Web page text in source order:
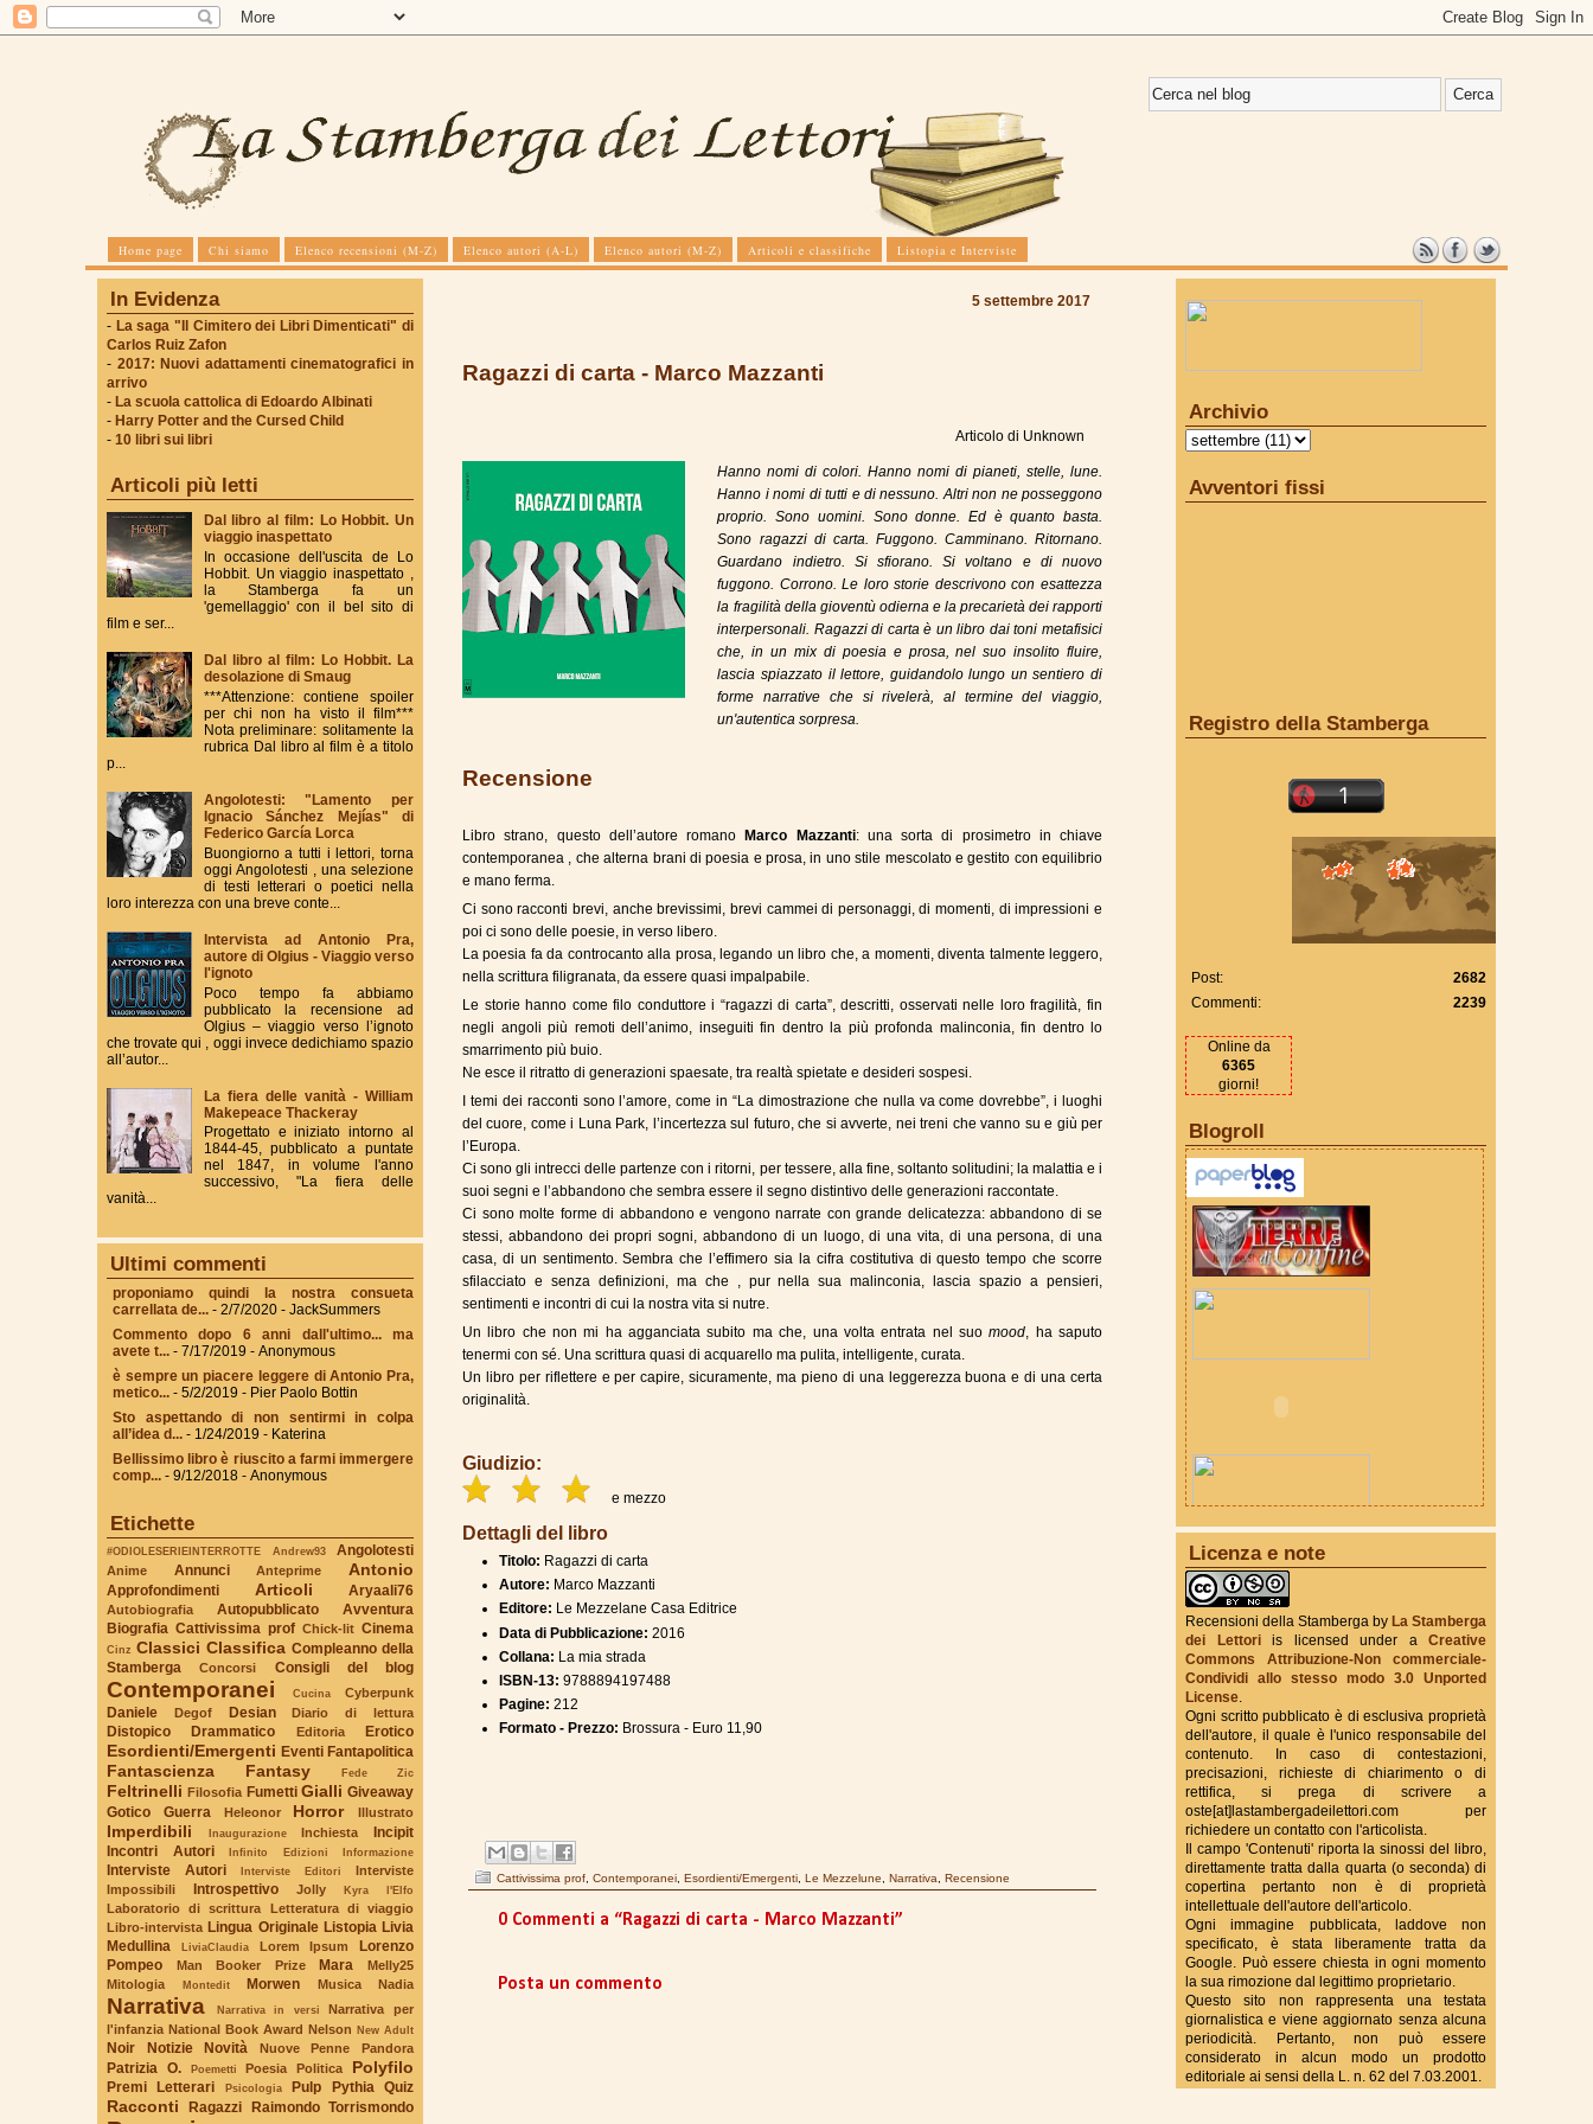
Home page Chi siamo Elenco recensioni (M-Z) Elenco autori (A-L) Elenco autori (M-Z) Articoli e classifiche Listopia e Interviste
In Evidenza
- La saga "Il Cimitero dei Libri Dimenticati" di
Carlos Ruiz Zafon
- 2017: Nuovi adattamenti cinematografici in
arrivo
- La scuola cattolica di Edoardo Albinati
- Harry Potter and the Cursed Child
- 10 libri sui libri
Articoli più letti
Dal libro al film: Lo Hobbit. Un
viaggio inaspettato
In occasione dell'uscita de Lo
Hobbit. Un viaggio inaspettato ,
la Stamberga fa un
'gemellaggio' con il bel sito di
film e ser...
Dal libro al film: Lo Hobbit. La
desolazione di Smaug
***Attenzione: contiene spoiler
per chi non ha visto il film***
Nota preliminare: solitamente la
rubrica Dal libro al film è a titolo
p...
Angolotesti: "Lamento per
Ignacio Sánchez Mejías" di
Federico García Lorca
Buongiorno a tutti i lettori, torna
oggi Angolotesti , una selezione
di testi letterari o poetici nella
loro interezza con una breve conte...
Intervista ad Antonio Pra,
autore di Olgius - Viaggio verso
l'ignoto
Poco tempo fa abbiamo
pubblicato la recensione ad
Olgius – viaggio verso l’ignoto
che trovate qui , oggi invece dedichiamo spazio
all’autor...
La fiera delle vanità - William
Makepeace Thackeray
Progettato e iniziato intorno al
1844-45, pubblicato a puntate
nel 1847, in volume l'anno
successivo, "La fiera delle
vanità...
Ultimi commenti
proponiamo quindi la nostra consueta
carrellata de... - 2/7/2020 - JackSummers
Commento dopo 6 anni dall'ultimo... ma
avete t... - 7/17/2019 - Anonymous
è sempre un piacere leggere di Antonio Pra,
metico... - 5/2/2019 - Pier Paolo Bottin
Sto aspettando di non sentirmi in colpa
all’idea d... - 1/24/2019 - Katerina
Bellissimo libro è riuscito a farmi immergere
comp... - 9/12/2018 - Anonymous
Etichette
#ODIOLESERIEINTERROTTE Andrew93 Angolotesti
Anime Annunci Anteprime Antonio
Approfondimenti Articoli Aryaali76
Autobiografia Autopubblicato
Avventura
Biografia Cattivissima prof Chick-lit Cinema
Cinz Classici Classifica Compleanno della
Stamberga
Concorsi Consigli del blog
Contemporanei Cucina Cyberpunk
Daniele Degof Desian Diario di lettura
Distopico Drammatico Editoria Erotico
Esordienti/Emergenti Eventi Fantapolitica
Fantascienza Fantasy Fede Zic
Feltrinelli Filosofia Fumetti Gialli Giveaway
Gotico
Guerra Heleonor Horror Illustrato
Imperdibili Inaugurazione Inchiesta
Incipit
Incontri Autori
Infinito Edizioni Informazione
Interviste Autori Interviste Editori
Interviste
Impossibili
Introspettivo Jolly Kyra l'Elfo
Laboratorio di scrittura
Letteratura di viaggio
Libro-intervista Lingua Originale Listopia Livia
Medullina
LiviaClaudia Lorem Ipsum
Lorenzo
Pompeo
Man Booker Prize Mara
Melly25
Mitologia
Montedit Morwen Musica Nadia
Narrativa Narrativa in versi
Narrativa per
l'infanzia National Book Award Nelson New Adult
Noir Notizie Novità Nuove Penne Pandora
Patrizia O. Poemetti Poesia Politica Polyfilo
Premi Letterari Psicologia Pulp Pythia Quiz
Racconti Ragazzi Raimondo Torrismondo
5 settembre 2017
Ragazzi di carta - Marco Mazzanti
Articolo di Unknown
Hanno nomi di colori. Hanno nomi di pianeti, stelle, lune.
Hanno i nomi di tutti e di nessuno. Altri non ne posseggono
proprio. Sono uomini. Sono donne. Ed è quanto basta.
Sono ragazzi di carta. Fuggono. Camminano. Ritornano.
Guardano indietro. Si sfiorano. Si voltano e di nuovo
fuggono. Corrono. Le loro storie descrivono con esattezza
la fragilità della gioventù odierna e la precarietà dei rapporti
interpersonali. Ragazzi di carta è un libro dai toni metafisici
che, in un mix di poesia e prosa, nel suo insolito fluire,
lascia spiazzato il lettore, guidandolo lungo un sentiero di
forme narrative che si rivelerà, al termine del viaggio,
un'autentica sorpresa.
Recensione
Libro strano, questo dell’autore romano Marco Mazzanti: una sorta di prosimetro in chiave
contemporanea , che alterna brani di poesia e prosa, in uno stile mescolato e gestito con equilibrio
e mano ferma.
Ci sono racconti brevi, anche brevissimi, brevi cammei di personaggi, di momenti, di impressioni e
poi ci sono delle poesie, in verso libero.
La poesia fa da controcanto alla prosa, legando un libro che, a momenti, diventa talmente leggero,
nella scrittura filigranata, da essere quasi impalpabile.
Le storie hanno come filo conduttore i “ragazzi di carta”, descritti, osservati nelle loro fragilità, fin
negli angoli più remoti dell’animo, inseguiti fin dentro la più profonda malinconia, fin dentro lo
smarrimento più buio.
Ne esce il ritratto di generazioni spaesate, tra realtà spietate e desideri sospesi.
I temi dei racconti sono l’amore, come in “La dimostrazione che nulla va come dovrebbe”, i luoghi
del cuore, come i Luna Park, l’incertezza sul futuro, che si avverte, nei treni che vanno su e giù per
l’Europa.
Ci sono gli intrecci delle partenze con i ritorni, per tessere, alla fine, soltanto solitudini; la malattia e i
suoi segni e l’abbandono che sembra essere il segno distintivo delle generazioni raccontate.
Ci sono molte forme di abbandono e vengono narrate con grande delicatezza: abbandono di se
stessi, abbandono dei propri sogni, abbandono di un luogo, di una vita, di una persona, di una
casa, di un sentimento. Sembra che l’effimero sia la cifra costitutiva di questo tempo che scorre
sfilacciato e senza definizioni, ma che , pur nella sua malinconia, lascia spazio a pensieri,
sentimenti e incontri di cui la nostra vita si nutre.
Un libro che non mi ha agganciata subito ma che, una volta entrata nel suomood, ha saputo
tenermi con sé. Una scrittura quasi di acquarello ma pulita, intelligente, curata.
Un libro per riflettere e per capire, sicuramente, ma pieno di una leggerezza buona e di una certa
originalità.
Giudizio:
e mezzo
Dettagli del libro
Titolo: Ragazzi di carta
Autore: Marco Mazzanti
Editore: Le Mezzelane Casa Editrice
Data di Pubblicazione: 2016
Collana: La mia strada
ISBN-13: 9788894197488
Pagine: 212
Formato - Prezzo: Brossura - Euro 11,90
Cattivissima prof Contemporanei Esordienti/Emergenti Le Mezzelune Narrativa Recensione
0 Commenti a “Ragazzi di carta - Marco Mazzanti”
Posta un commento
Archivio
Avventori fissi
Registro della Stamberga
Post:
2682
Commenti:
2239
Online da
6365
giorni!
Blogroll
True Fantasy Italy
Licenza e note
Recensioni della Stamberga by La Stamberga
dei Lettoriis licensed under a Creative
Commons Attribuzione-Non commerciale-
Condividi allo stesso modo 3.0 Unported
License.
Ogni scritto pubblicato è di esclusiva proprietà
dell'autore, il quale è l'unico responsabile del
contenuto. In caso di contestazioni,
precisazioni, richieste di chiarimento o di
rettifica, si prega di scrivere a
oste[at]lastambergadeilettori.com per
richiedere un contatto con l'articolista.
Il campo 'Contenuti' riporta la sinossi del libro,
direttamente tratta dalla quarta (o seconda) di
copertina pertanto non è di proprietà
intellettuale dell'autore dell'articolo.
Ogni immagine pubblicata, laddove non
specificato, è stata liberamente tratta da
Google. Può essere chiesta in ogni momento
la sua rimozione dal legittimo proprietario.
Questo sito non rappresenta una testata
giornalistica e viene aggiornato senza alcuna
periodicità. Pertanto, non può essere
considerato in alcun modo un prodotto
editoriale ai sensi della L. n. 62 del 7.03.2001.